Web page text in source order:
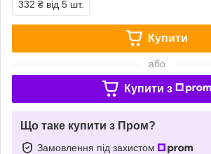
332 ₴ від 5 шт.
Купити
або
Купити з
Що таке купити з Пром?
Замовлення під захистом